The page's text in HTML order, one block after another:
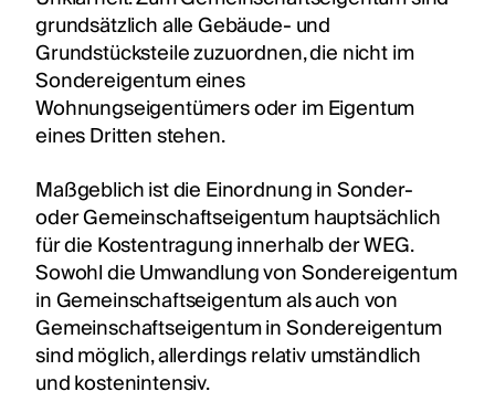
grundsätzlich alle Gebäude- und
Grundstücksteile zuzuordnen, die nicht im
Sondereigentum eines
Wohnungseigentümers oder im Eigentum
eines Dritten stehen.
Maßgeblich ist die Einordnung in Sonder-
oder Gemeinschaftseigentum hauptsächlich
für die Kostentragung innerhalb der WEG.
Sowohl die Umwandlung von Sondereigentum
in Gemeinschaftseigentum als auch von
Gemeinschaftseigentum in Sondereigentum
sind möglich, allerdings relativ umständlich
und kostenintensiv.